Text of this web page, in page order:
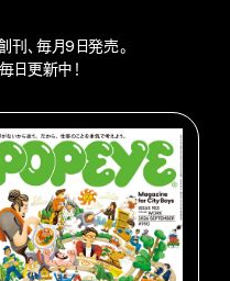
、毎月9日発売。
日更新中！